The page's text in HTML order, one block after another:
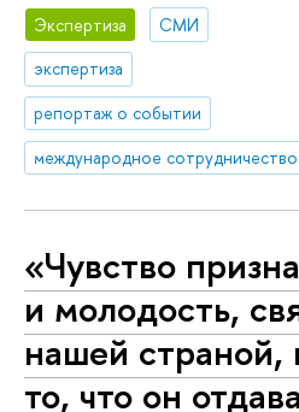
Экспертиза
СМИ
экспертиза
репортаж о событии
международное сотрудничество
«Чувство
и молодость,
нашей страной,
то, что он